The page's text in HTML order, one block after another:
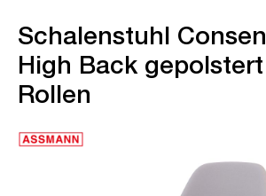
Schalenstuhl
High Back
Rollen